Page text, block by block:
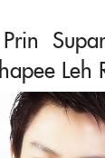
Leh